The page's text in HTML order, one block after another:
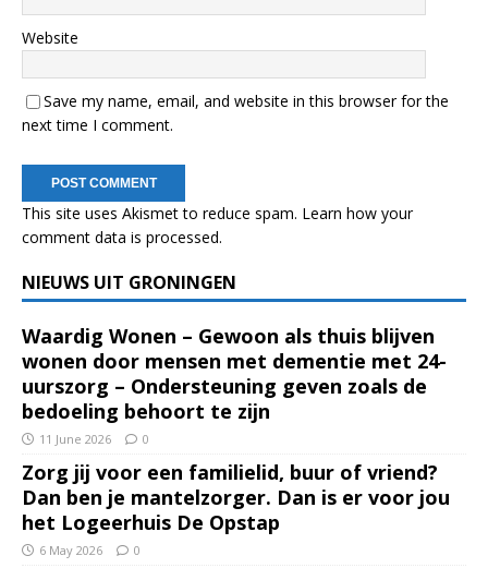
Website
Save my name, email, and website in this browser for the
next time I comment.
This site uses Akismet to reduce spam. Learn how your
comment data is processed.
NIEUWS UIT GRONINGEN
Waardig Wonen – Gewoon als thuis blijven
wonen door mensen met dementie met 24-
uurszorg – Ondersteuning geven zoals de
bedoeling behoort te zijn
11 June 2026 0
Zorg jij voor een familielid, buur of vriend?
Dan ben je mantelzorger. Dan is er voor jou
het Logeerhuis De Opstap
6 May 2026 0